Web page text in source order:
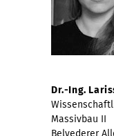
Dr.-Ing.
Massivbau II